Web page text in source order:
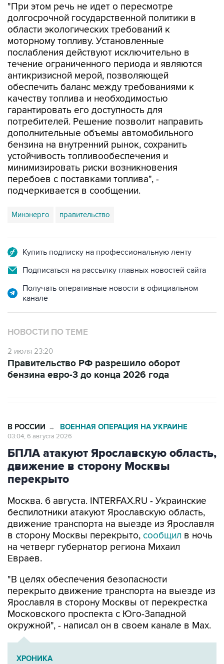
"При этом речь не идет о пересмотре
долгосрочной государственной политики в
области экологических требований к
моторному топливу. Установленные
послабления действуют исключительно в
течение ограниченного периода и являются
антикризисной мерой, позволяющей
обеспечить баланс между требованиями к
качеству топлива и необходимостью
гарантировать его доступность для
потребителей. Решение позволит направить
дополнительные объемы автомобильного
бензина на внутренний рынок, сохранить
устойчивость топливообеспечения и
минимизировать риски возникновения
перебоев с поставками топлива", -
подчеркивается в сообщении.
Минэнерго правительство
Купить подписку на профессиональную ленту
Подписаться на рассылку главных новостей сайта
Получать оперативные новости в официальном
канале
НОВОСТИ ПО ТЕМЕ
2 июля 23:20
Правительство РФ разрешило оборот
бензина евро-3 до конца 2026 года
В РОССИИ → ВОЕННАЯ ОПЕРАЦИЯ НА УКРАИНЕ
03:04, 6 августа 2026
БПЛА атакуют Ярославскую область,
движение в сторону Москвы
перекрыто
Москва. 6 августа. INTERFAX.RU - Украинские
беспилотники атакуют Ярославскую область,
движение транспорта на выезде из Ярославля
в сторону Москвы перекрыто, сообщил в ночь
на четверг губернатор региона Михаил
Евраев.
"В целях обеспечения безопасности
перекрыто движение транспорта на выезде из
Ярославля в сторону Москвы от перекрестка
Московского проспекта с Юго-Западной
окружной", - написал он в своем канале в Мах.
ХРОНИКА